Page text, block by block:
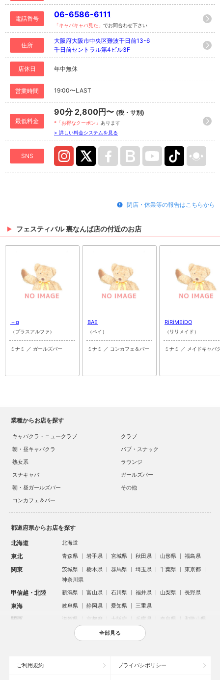
電話番号 06-6586-6111
「キャバキャバ見た」 でお問合わせ下さい
住所
大阪府大阪市中央区難波千日前13-6
千日前セントラル第4ビル3F
店休日 年中無休
営業時間 19:00〜LAST
最低料金
90分 2,800円〜 (税・サ別)
*「お得なクーポン」 あります
> 詳しい料金システムを見る
SNS
閉店・休業等の報告はこちらから
フェスティバル 裏なんば店の付近のお店
＋α
（プラスアルファ）
ミナミ ／ ガールズバー
BAE
（ベイ）
ミナミ ／ コンカフェ＆バー
RiRiMEiDO
（リリメイド）
ミナミ ／ メイドキャバ
業種からお店を探す
キャバクラ・ニュークラブ
クラブ
朝・昼キャバクラ
パブ・スナック
熟女系
ラウンジ
スナキャバ
ガールズバー
朝・昼ガールズバー
その他
コンカフェ＆バー
都道府県からお店を探す
北海道 北海道
東北 青森県 岩手県 宮城県 秋田県 山形県 福島県
関東 茨城県 栃木県 群馬県 埼玉県 千葉県
東京都
神奈川県
甲信越・北陸 新潟県 富山県 石川県 福井県 山梨県 長野県
東海 岐阜県 静岡県 愛知県 三重県
関西 滋賀県 京都府 大阪府 兵庫県 奈良県 和歌山県
鳥取県 島根県 岡山県 広島県
沖縄県
全部見る
ご利用規約 プライバシポリシー